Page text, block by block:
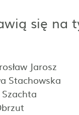
się na
Jarosz
Stachowska